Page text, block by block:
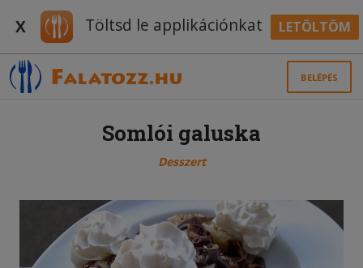
X Töltsd le applikációnkat LETÖLTÖM
BELÉPÉS
Somlói galuska
Desszert